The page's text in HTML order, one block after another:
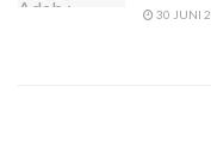
30 JUNI